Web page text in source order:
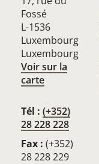
Fossé
L-1536
Luxembourg
Luxembourg
Voir sur la
carte
Tél : (+352)
28 228 228
Fax : (+352)
28 228 229